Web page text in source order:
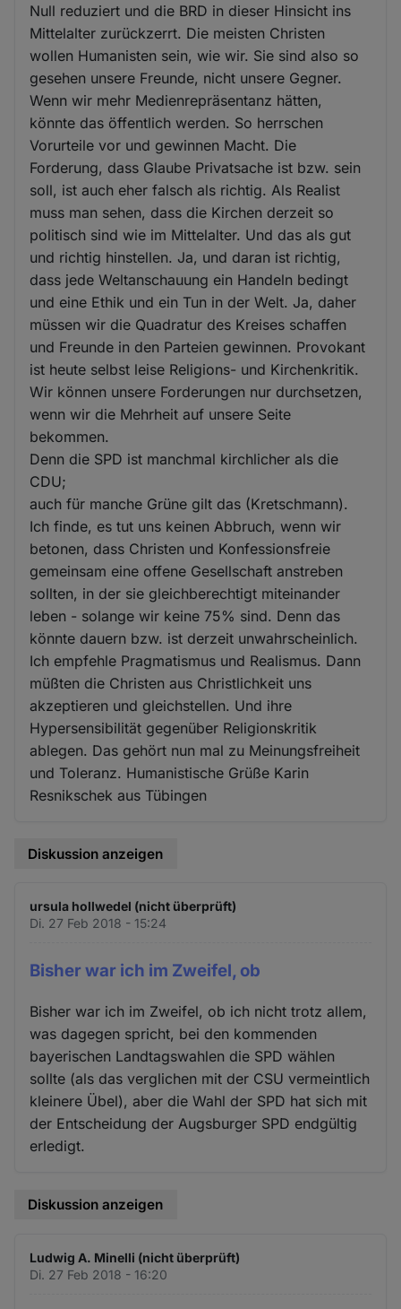
Null reduziert und die BRD in dieser Hinsicht ins
Mittelalter zurückzerrt. Die meisten Christen
wollen Humanisten sein, wie wir. Sie sind also so
gesehen unsere Freunde, nicht unsere Gegner.
Wenn wir mehr Medienrepräsentanz hätten,
könnte das öffentlich werden. So herrschen
Vorurteile vor und gewinnen Macht. Die
Forderung, dass Glaube Privatsache ist bzw. sein
soll, ist auch eher falsch als richtig. Als Realist
muss man sehen, dass die Kirchen derzeit so
politisch sind wie im Mittelalter. Und das als gut
und richtig hinstellen. Ja, und daran ist richtig,
dass jede Weltanschauung ein Handeln bedingt
und eine Ethik und ein Tun in der Welt. Ja, daher
müssen wir die Quadratur des Kreises schaffen
und Freunde in den Parteien gewinnen. Provokant
ist heute selbst leise Religions- und Kirchenkritik.
Wir können unsere Forderungen nur durchsetzen,
wenn wir die Mehrheit auf unsere Seite
bekommen.
Denn die SPD ist manchmal kirchlicher als die
CDU;
auch für manche Grüne gilt das (Kretschmann).
Ich finde, es tut uns keinen Abbruch, wenn wir
betonen, dass Christen und Konfessionsfreie
gemeinsam eine offene Gesellschaft anstreben
sollten, in der sie gleichberechtigt miteinander
leben - solange wir keine 75% sind. Denn das
könnte dauern bzw. ist derzeit unwahrscheinlich.
Ich empfehle Pragmatismus und Realismus. Dann
müßten die Christen aus Christlichkeit uns
akzeptieren und gleichstellen. Und ihre
Hypersensibilität gegenüber Religionskritik
ablegen. Das gehört nun mal zu Meinungsfreiheit
und Toleranz. Humanistische Grüße Karin
Resnikschek aus Tübingen
Diskussion anzeigen
ursula hollwedel (nicht überprüft)
Di. 27 Feb 2018 - 15:24
Bisher war ich im Zweifel, ob
Bisher war ich im Zweifel, ob ich nicht trotz allem,
was dagegen spricht, bei den kommenden
bayerischen Landtagswahlen die SPD wählen
sollte (als das verglichen mit der CSU vermeintlich
kleinere Übel), aber die Wahl der SPD hat sich mit
der Entscheidung der Augsburger SPD endgültig
erledigt.
Diskussion anzeigen
Ludwig A. Minelli (nicht überprüft)
Di. 27 Feb 2018 - 16:20